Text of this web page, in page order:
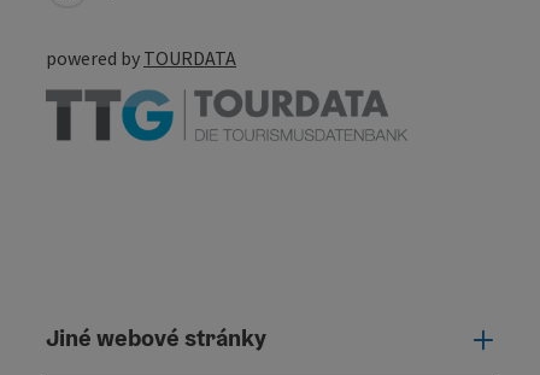
powered by TOURDATA
Jiné webové stránky